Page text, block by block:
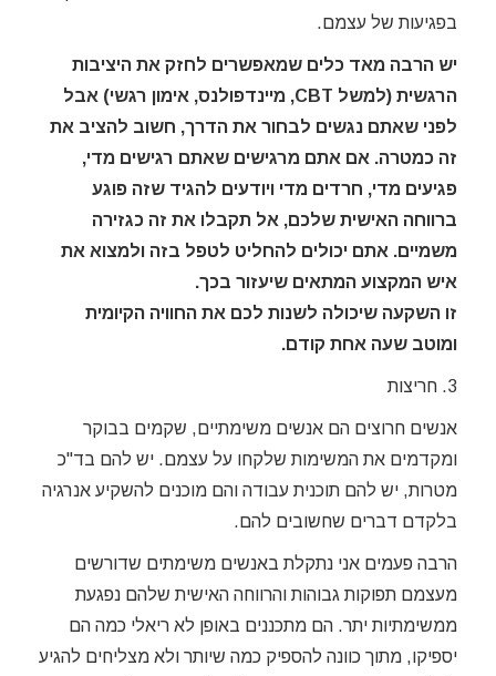
בפגיעות של עצמם.
יש הרבה מאד כלים שמאפשרים לחזק את היציבות
הרגשית (למשל CBT, מיינדפולנס, אימון רגשי) אבל
לפני שאתם נגשים לבחור את הדרך, חשוב להציב את
זה כמטרה. אם אתם מרגישים שאתם רגישים מדי,
פגיעים מדי, חרדים מדי ויודעים להגיד שזה פוגע
ברווחה האישית שלכם, אל תקבלו את זה כגזירה
משמיים. אתם יכולים להחליט לטפל בזה ולמצוא את
איש המקצוע המתאים שיעזור בכך.
זו השקעה שיכולה לשנות לכם את החוויה הקיומית
ומוטב שעה אחת קודם.
3. חריצות
אנשים חרוצים הם אנשים משימתיים, שקמים בבוקר
ומקדמים את המשימות שלקחו על עצמם. יש להם בד"כ
מטרות, יש להם תוכנית עבודה והם מוכנים להשקיע אנרגיה
בלקדם דברים שחשובים להם.
הרבה פעמים אני נתקלת באנשים משימתים שדורשים
מעצמם תפוקות גבוהות והרווחה האישית שלהם נפגעת
ממשימתיות יתר. הם מתכננים באופן לא ריאלי כמה הם
יספיקו, מתוך כוונה להספיק כמה שיותר ולא מצליחים להגיע